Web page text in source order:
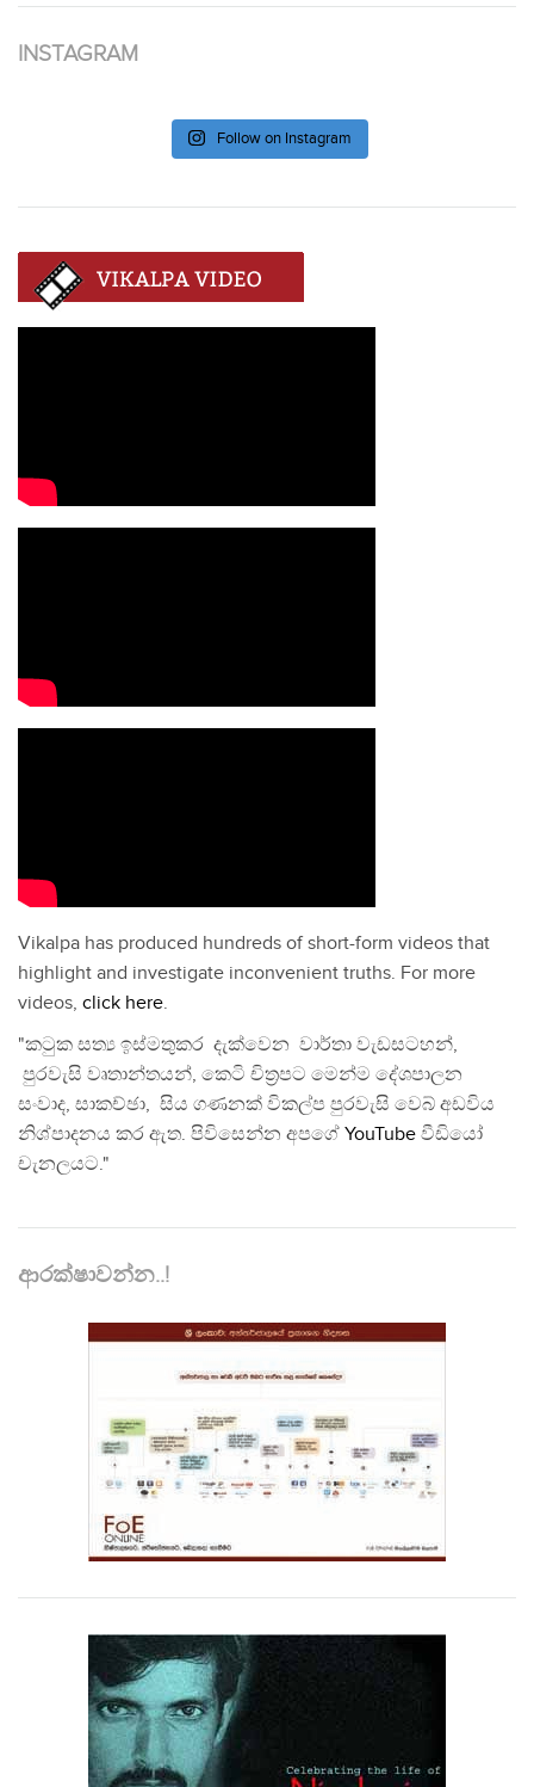
INSTAGRAM
Follow on Instagram
Vikalpa has produced hundreds of short-form videos that
highlight and investigate inconvenient truths. For more
videos, click here.
"කටුක සත්‍ය ඉස්මතුකර දැක්වෙන වාර්තා වැඩසටහන්,
පුරවැසි වෘතාන්තයන්, කෙටි චිත්‍රපට මෙන්ම දේශපාලන
සංවාද, සාකච්ඡා, සිය ගණනක් විකල්ප පුරවැසි වෙබ් අඩවිය
නිශ්පාදනය කර ඇත. පිවිසෙන්න අපගේ YouTube වීඩියෝ
චැනලයට."
ආරක්ෂාවන්න..!